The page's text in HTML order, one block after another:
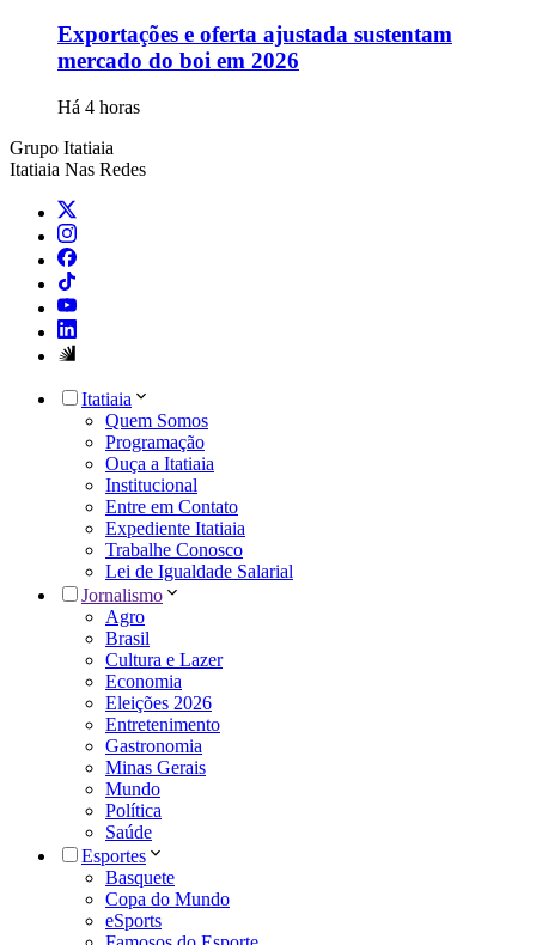
Exportações e oferta ajustada sustentam
mercado do boi em 2026
Há 4 horas
Grupo Itatiaia
Itatiaia Nas Redes
Itatiaia
Quem Somos
Programação
Ouça a Itatiaia
Institucional
Entre em Contato
Expediente Itatiaia
Trabalhe Conosco
Lei de Igualdade Salarial
Jornalismo
Agro
Brasil
Cultura e Lazer
Economia
Eleições 2026
Entretenimento
Gastronomia
Minas Gerais
Mundo
Política
Saúde
Esportes
Basquete
Copa do Mundo
eSports